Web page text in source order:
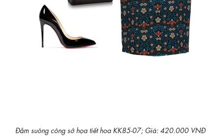
Đầm suông công sở họa tiết hoa KK85-07; Giá: 420.000 VNĐ